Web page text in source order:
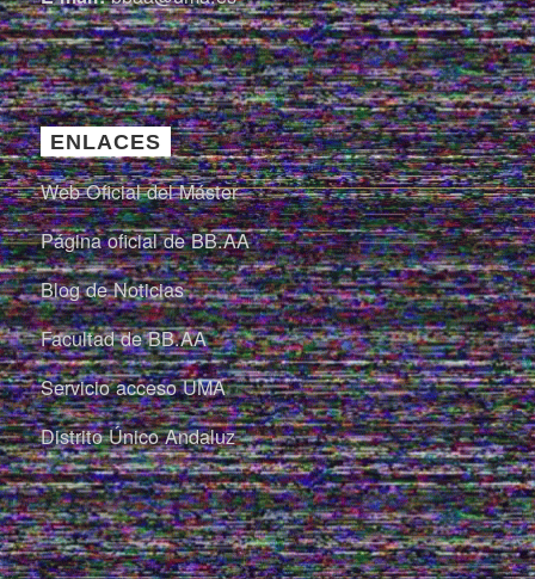
ENLACES
Web Oficial del Máster
Página oficial de BB.AA
Blog de Noticias
Facultad de BB.AA
Servicio acceso UMA
Distrito Único Andaluz